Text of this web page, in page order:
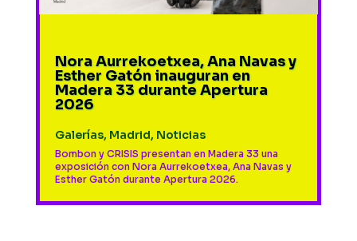
Nora Aurrekoetxea, Ana Navas y
Esther Gatón inauguran en
Madera 33 durante Apertura
2026
Galerías, Madrid, Noticias
Bombon y CRISIS presentan en Madera 33 una
exposición con Nora Aurrekoetxea, Ana Navas y
Esther Gatón durante Apertura 2026.